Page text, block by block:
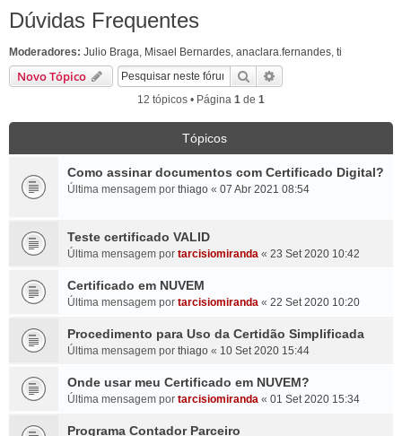
Dúvidas Frequentes
Moderadores: Julio Braga, Misael Bernardes, anaclara.fernandes, ti
Novo Tópico Pesquisar
12 tópicos • Página 1 de 1
Tópicos
Como assinar documentos com Certificado Digital?
Última mensagem por thiago « 07 Abr 2021 08:54
Teste certificado VALID
Última mensagem por tarcisiomiranda « 23 Set 2020 10:42
Certificado em NUVEM
Última mensagem por tarcisiomiranda « 22 Set 2020 10:20
Procedimento para Uso da Certidão Simplificada
Última mensagem por thiago « 10 Set 2020 15:44
Onde usar meu Certificado em NUVEM?
Última mensagem por tarcisiomiranda « 01 Set 2020 15:34
Programa Contador Parceiro